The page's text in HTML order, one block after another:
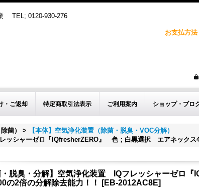
TEL; 0120-930-276
お支払方
・ご返却 特定商取引法表示 ご利用案内 ショップ・ブロ
菌） >
【本体】空気浄化装置（除菌・脱臭・VOC分解）
ッシャーゼロ『IQfresherZERO』 色；白黒選択 エアネックス
・脱臭・分解】空気浄化装置 IQフレッシャーゼロ
の2倍の分解除去能力！！
[EB-2012AC8E]